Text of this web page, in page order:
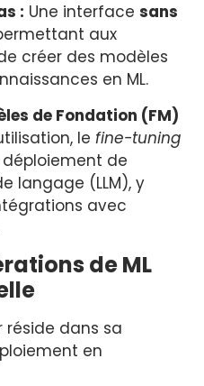
: Une interface sans
aux
créer des modèles
en ML.
de Fondation (FM)
le fine-tuning
de
langage (LLM), y
avec
de ML
réside dans sa
en